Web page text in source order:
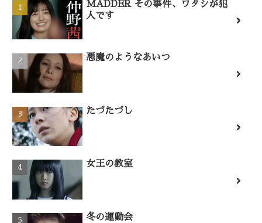
MADDER その事件、ワタシが犯
人です
悪魔のようなあいつ
たづたづし
女王の教室
冬の運動会